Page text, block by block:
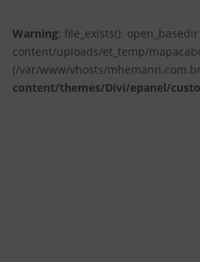
Warning: file_exists():
content/uploads/et_temp/
(/var/www/vhosts/
content/themes/Divi/epanel/